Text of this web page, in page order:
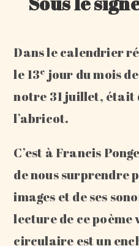
Dans le calendrier
le 13e jour du mois
notre 31 juillet, était
l’abricot.
C’est à Francis
de nous surprendre
images et de ses
lecture de ce poème
circulaire est un